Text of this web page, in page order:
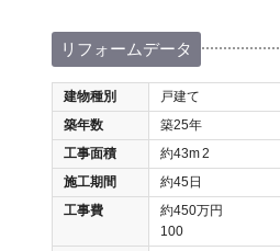
リフォームデータ
建物種別
戸建て
築年数
築25年
工事面積
約43m2
施工期間
約45日
工事費
約450万円
100